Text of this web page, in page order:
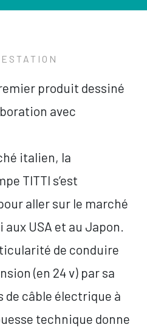
produit dessiné
avec
italien, la
TITTI s’est
aller sur le marché
USA et au Japon.
de conduire
(en 24 v) par sa
de câble électrique à
technique donne